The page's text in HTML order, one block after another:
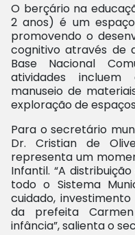
O berçário na
2 anos) é um
promovendo o
cognitivo através de
Base Nacional
atividades
manuseio de
exploração de
Para o secretário
Dr. Cristian de
representa um
Infantil. “A
todo o Sistema
cuidado,
da prefeita
infância”, salienta o